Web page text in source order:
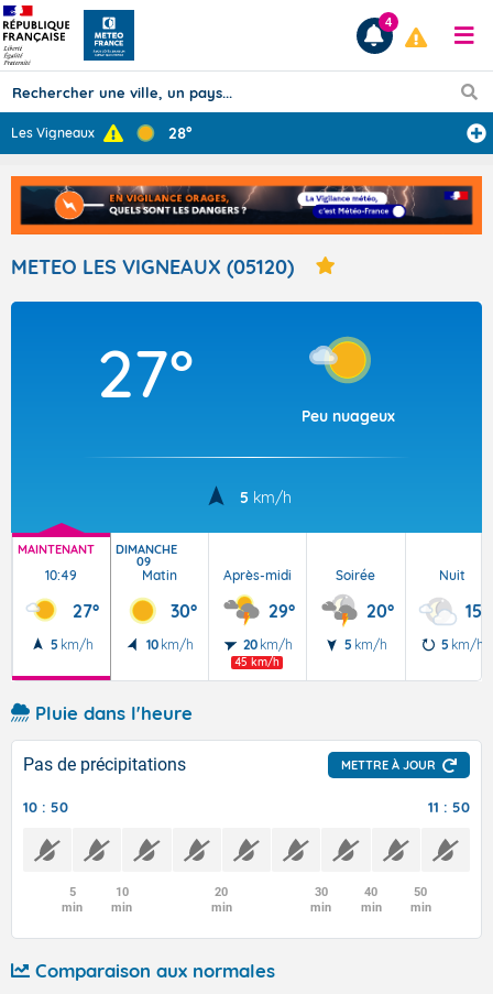
Prévisions
TOUS LES RÉSULTATS
Articles
4
Les Vigneaux 28°
METEO LES VIGNEAUX (05120)
27°
Peu nuageux
5 km/h
MAINTENANT
10:49
27°
5 km/h
DIMANCHE
09
Matin
30°
10 km/h
Après-midi
29°
20 km/h
45 km/h
Soirée
20°
5 km/h
Nuit
15°
5 km/h
Pluie dans l'heure
Pas de précipitations METTRE À JOUR
10 : 50 11 : 50
5
min
10
min
20
min
30
min
40
min
50
min
Comparaison aux normales